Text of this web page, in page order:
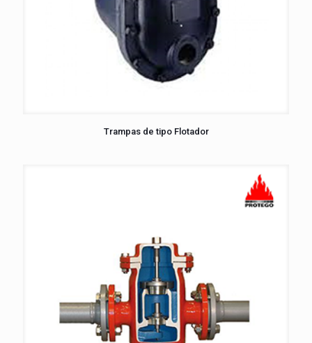
Trampas de tipo Flotador